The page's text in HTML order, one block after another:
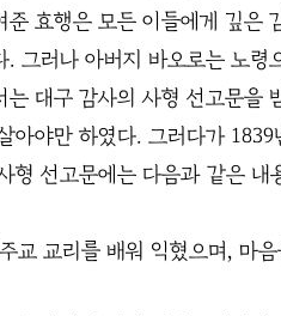
준 효행은 모든 이들에게 깊은
. 그러나 아버지 바오로는 노
는 대구 감사의 사형 선고문을
아야만 하였다. 그러다가
형 선고문에는 다음과 같은 내
교 교리를 배워 익혔으며, 마